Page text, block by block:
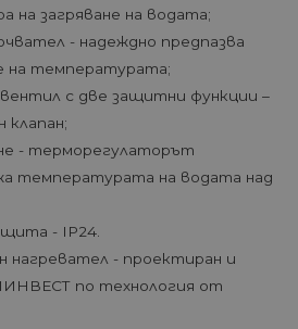
на загряване на водата;
- надеждно предпазва
на температурата;
с две защитни функции –
клапан;
- терморегулаторът
температурата на водата над
- IP24.
нагревател - проектиран и
по технология от